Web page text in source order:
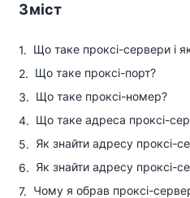
Зміст
Що таке проксі-сервери і
Що таке проксі-порт?
Що таке проксі-номер?
Що таке адреса проксі-
Як знайти адресу проксі-
Як знайти адресу проксі-
Чому я обрав проксі-